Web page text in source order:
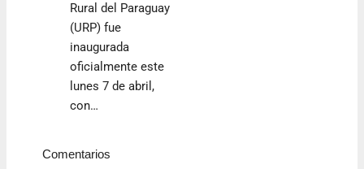
Rural del Paraguay
(URP) fue
inaugurada
oficialmente este
lunes 7 de abril,
con…
Comentarios